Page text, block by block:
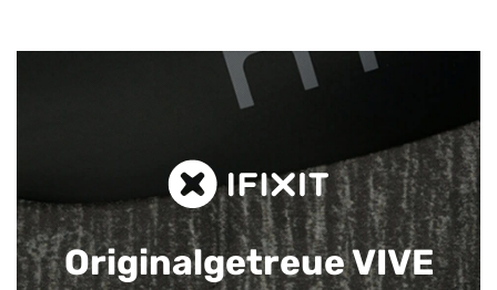
Originalgetreue VIVE